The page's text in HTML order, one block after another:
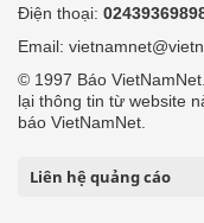
Điện thoại:
Email:
© 1997 Báo
lại thông tin từ website
báo VietNamNet.
Liên hệ quảng cáo